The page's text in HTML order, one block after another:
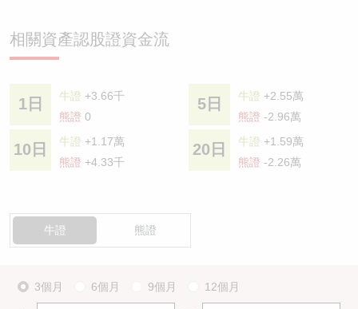
相關資產認股證資金流
1日 牛證 +3.66千
熊證 0
5日 牛證 +2.55萬
熊證 -2.96萬
10日 牛證 +1.17萬
熊證 +4.33千
20日 牛證 +1.59萬
熊證 -2.26萬
牛證 熊證
3個月 6個月 9個月 12個月